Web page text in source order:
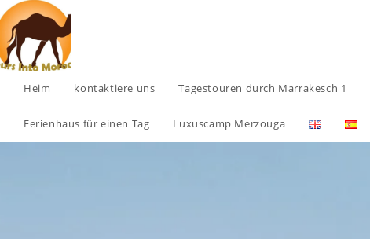
Heim kontaktiere uns Tagestouren durch Marrakesch 1
Ferienhaus für einen Tag Luxuscamp Merzouga